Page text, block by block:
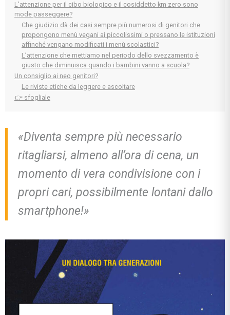
L’attenzione per il cibo biologico e il cosiddetto km zero sono
mode passeggere?
Che giudizio dà dei casi sempre più numerosi di genitori che
propongono menù vegani ai piccolissimi o pressano le istituzioni
affinché vengano modificati i menù scolastici?
L’attenzione che mettiamo nel periodo dello svezzamento è
giusto che diminuisca quando i bambini vanno a scuola?
Un consiglio ai neo genitori?
Le riviste etiche da leggere e ascoltare
👉 sfogliale
«Diventa sempre più necessario
ritagliarsi, almeno all’ora di cena, un
momento di vera condivisione con i
propri cari, possibilmente lontani dallo
smartphone!»